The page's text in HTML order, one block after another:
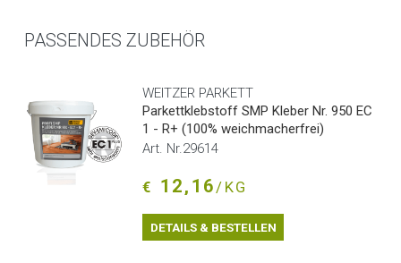
PASSENDES ZUBEHÖR
WEITZER PARKETT
Parkettklebstoff SMP Kleber Nr. 950 EC
1 - R+ (100% weichmacherfrei)
Art. Nr.29614
€ 12,16/KG
DETAILS & BESTELLEN